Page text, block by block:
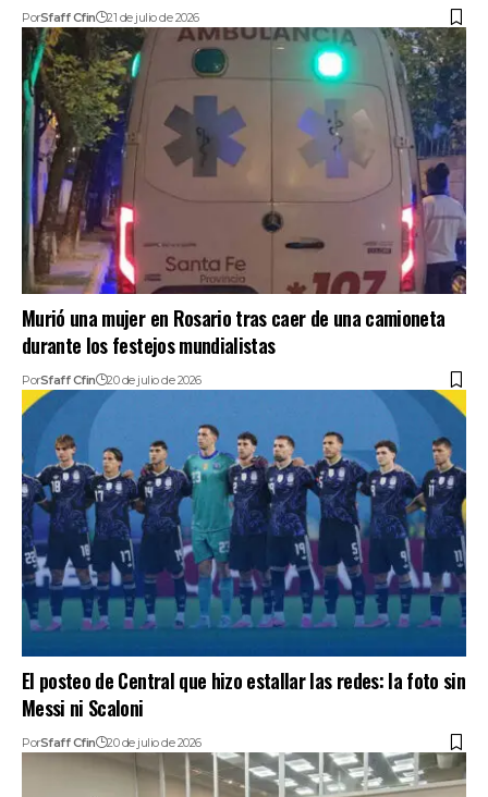
PorSfaff Cfin 21 de julio de 2026
Murió una mujer en Rosario tras caer de una camioneta
durante los festejos mundialistas
PorSfaff Cfin 20 de julio de 2026
El posteo de Central que hizo estallar las redes: la foto sin
Messi ni Scaloni
PorSfaff Cfin 20 de julio de 2026